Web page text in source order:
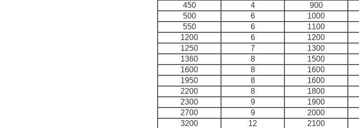
900
4
450
1000
6
500
1100
6
550
1200
6
1200
1300
7
1250
1500
8
1360
1600
8
1600
1600
8
1950
1800
8
2200
1900
9
2300
2000
9
2700
2100
12
3200